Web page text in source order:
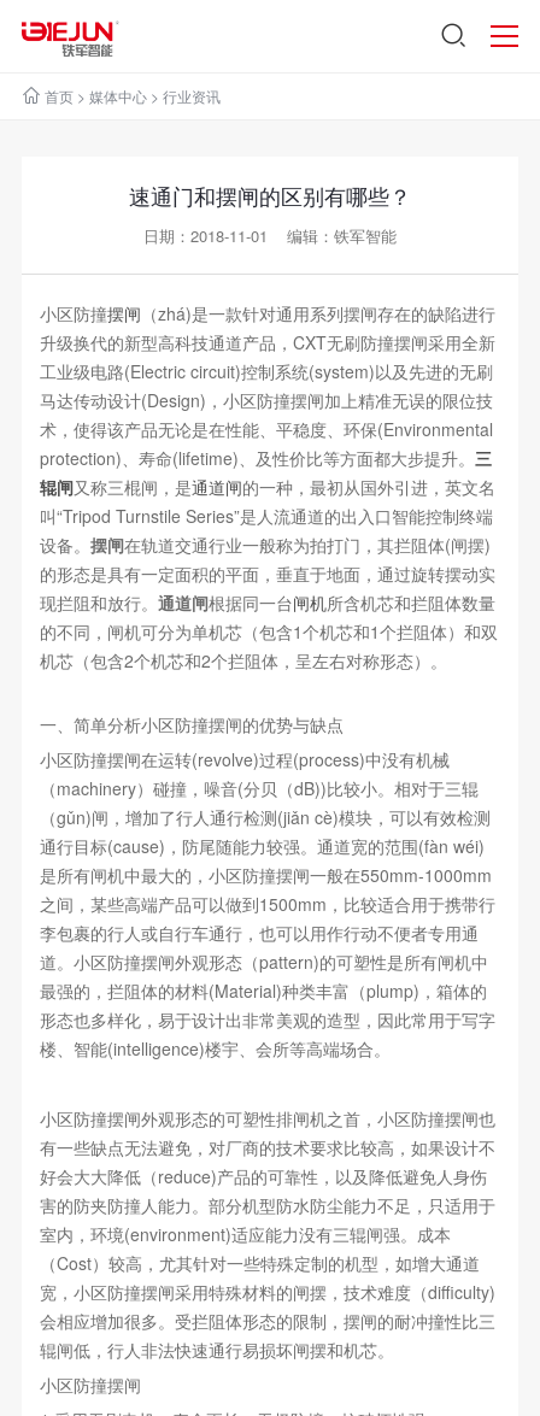
首页> 媒体中心> 行业资讯
速通门和摆闸的区别有哪些？
日期：2018-11-01 编辑：铁军智能
小区防撞摆闸 （zhá)是一款针对通用系列摆闸存在的缺陷进行
升级换代的新型高科技通道产品，CXT无刷防撞摆闸采用全新
工业级电路(Electric circuit)控制系统(system)以及先进的无刷
马达传动设计(Design)，小区防撞摆闸加上精准无误的限位技
术，使得该产品无论是在性能、平稳度、环保(Environmental
protection)、寿命(lifetime)、及性价比等方面都大步提升。 三
辊闸又称三棍闸，是通道闸的一种，最初从国外引进，英文名
叫“Tripod Turnstile Series”是人流通道的出入口智能控制终端
设备。 摆闸在轨道交通行业一般称为拍打门，其拦阻体(闸摆)
的形态是具有一定面积的平面，垂直于地面，通过旋转摆动实
现拦阻和放行。 通道闸根据同一台闸机所含机芯和拦阻体数量
的不同，闸机可分为单机芯（包含1个机芯和1个拦阻体）和双
机芯（包含2个机芯和2个拦阻体，呈左右对称形态）。
一、简单分析小区防撞摆闸的优势与缺点
小区防撞摆闸在运转(revolve)过程(process)中没有机械
（machinery）碰撞，噪音(分贝（dB))比较小。相对于三辊
（gǔn)闸，增加了行人通行检测(jiǎn cè)模块，可以有效检测
通行目标(cause)，防尾随能力较强。通道宽的范围(fàn wéi)
是所有闸机中最大的，小区防撞摆闸一般在550mm-1000mm
之间，某些高端产品可以做到1500mm，比较适合用于携带行
李包裹的行人或自行车通行，也可以用作行动不便者专用通
道。小区防撞摆闸外观形态（pattern)的可塑性是所有闸机中
最强的，拦阻体的材料(Material)种类丰富（plump)，箱体的
形态也多样化，易于设计出非常美观的造型，因此常用于写字
楼、智能(intelligence)楼宇、会所等高端场合。
小区防撞摆闸外观形态的可塑性排闸机之首，小区防撞摆闸也
有一些缺点无法避免，对厂商的技术要求比较高，如果设计不
好会大大降低（reduce)产品的可靠性，以及降低避免人身伤
害的防夹防撞人能力。部分机型防水防尘能力不足，只适用于
室内，环境(environment)适应能力没有三辊闸强。成本
（Cost）较高，尤其针对一些特殊定制的机型，如增大通道
宽，小区防撞摆闸采用特殊材料的闸摆，技术难度（difficulty)
会相应增加很多。受拦阻体形态的限制，摆闸的耐冲撞性比三
辊闸低，行人非法快速通行易损坏闸摆和机芯。
小区防撞摆闸